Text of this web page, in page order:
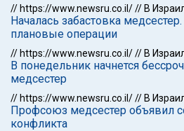
// https://www.newsru.co.il/// В
Началась забастовка
плановые операции
// https://www.newsru.co.il/// В
В понедельник начнется
медсестер
// https://www.newsru.co.il/// В
Профсоюз медсестер объявил
конфликта